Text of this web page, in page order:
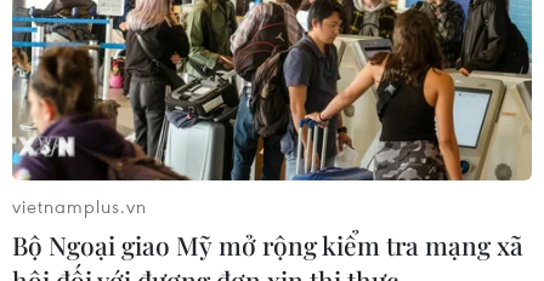
THỦY
Sở hữu trí tuệ
Quy định sử dụng
RSS
Hỗ trợ
Ngôn ngữ
TTXVN
Dịch vụ tin
Liên hệ
vietnamplus.vn
Bộ Ngoại giao Mỹ mở rộng kiểm tra mạng xã